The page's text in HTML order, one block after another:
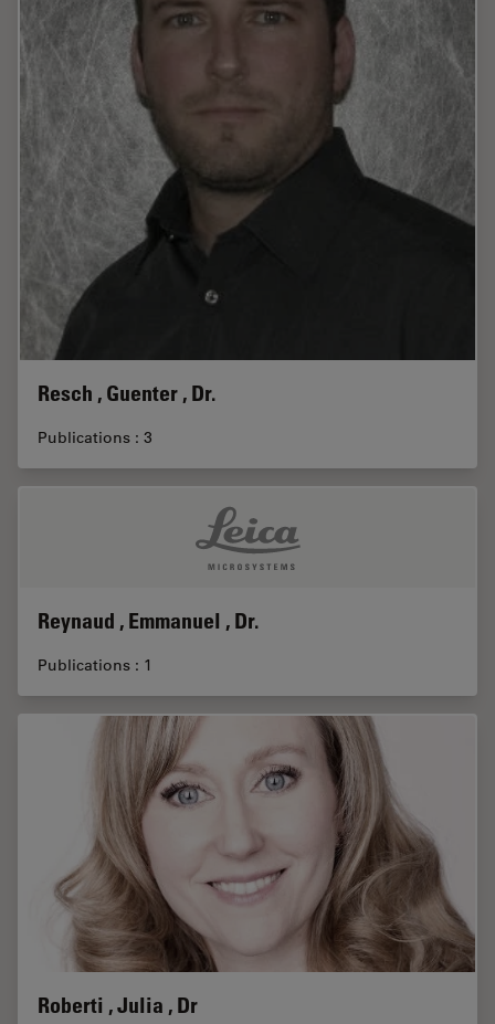
Resch , Guenter , Dr.
Publications : 3
Reynaud , Emmanuel , Dr.
Publications : 1
Roberti , Julia , Dr